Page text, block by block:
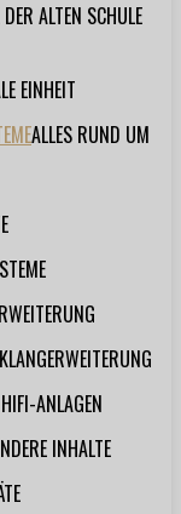
ALTEN SCHULE
EINHEIT
ALLES RUND UM
ANLAGEN
INHALTE